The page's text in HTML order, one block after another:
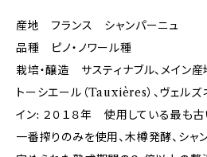
産地 フランス シャンパーニュ
品種 ピノ・ノワール種
栽培・醸造 サスティナブル、メイン
トーシエール（Tauxières）、ヴェル
イン: ２０１８年 使用している最も古
一番搾りのみを使用、木樽発酵、シ